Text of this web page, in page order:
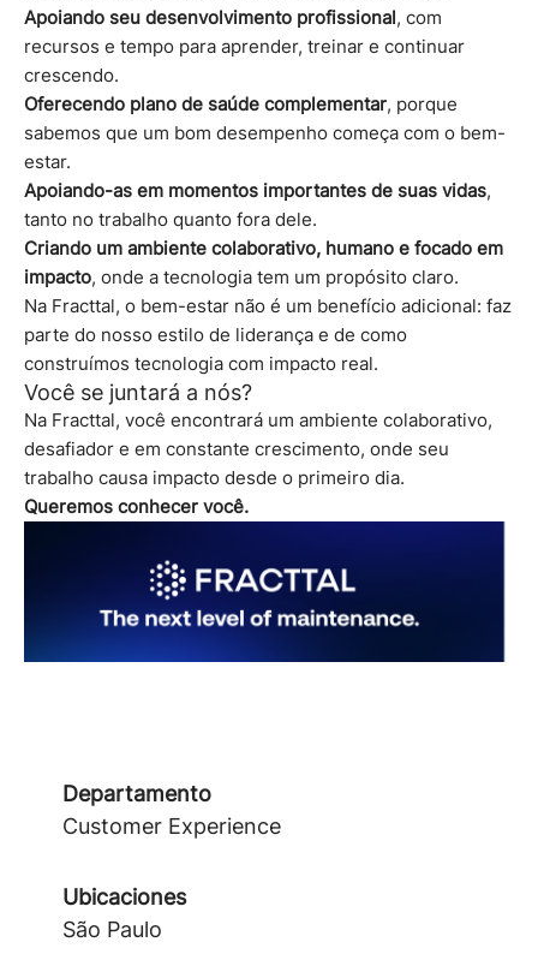
Apoiando seu desenvolvimento profissional, com
recursos e tempo para aprender, treinar e continuar
crescendo.
Oferecendo plano de saúde complementar, porque
sabemos que um bom desempenho começa com o bem-
estar.
Apoiando-as em momentos importantes de suas vidas,
tanto no trabalho quanto fora dele.
Criando um ambiente colaborativo, humano e focado em
impacto, onde a tecnologia tem um propósito claro.
Na Fracttal, o bem-estar não é um benefício adicional: faz
parte do nosso estilo de liderança e de como
construímos tecnologia com impacto real.
Você se juntará a nós?
Na Fracttal, você encontrará um ambiente colaborativo,
desafiador e em constante crescimento, onde seu
trabalho causa impacto desde o primeiro dia.
Queremos conhecer você.
Departamento
Customer Experience
Ubicaciones
São Paulo